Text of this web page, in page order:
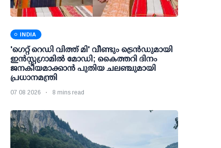
INDIA
'ഗെറ്റ് റെഡി വിത്ത് മി' വീണ്ടും ട്രെന്‍ഡുമായി
ഇന്‍സ്റ്റഗ്രാമില്‍ മോഡി; കൈത്തറി ദിനം
ജനകീയമാക്കാന്‍ പുതിയ ചലഞ്ചുമായി
പ്രധാനമന്ത്രി
07 08 2026 8 mins read